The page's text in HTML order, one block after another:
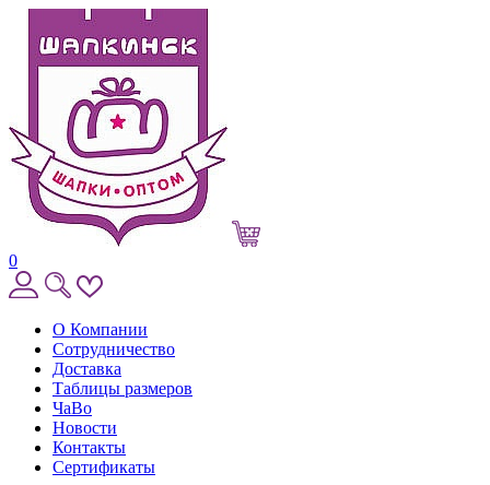
0
О Компании
Сотрудничество
Доставка
Таблицы размеров
ЧаВо
Новости
Контакты
Сертификаты